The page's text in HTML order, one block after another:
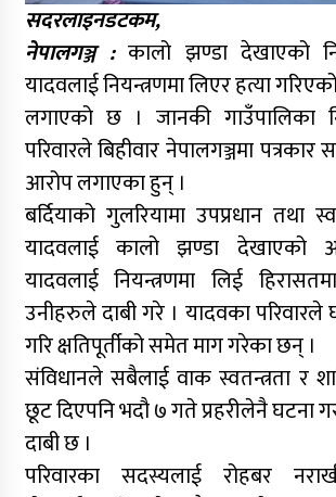
सदरलाइनडटकम,
नेपालगञ्ज :कालो झण्डा देखाएको
यादवलाई नियन्त्रणमा लिएर हत्या
लगाएको छ । जानकी गाउँपालिका
परिवारले बिहीवार नेपालगञ्जमा
आरोप लगाएका हुन् ।
बर्दियाको गुलरियामा उपप्रधान तथा
यादवलाई कालो झण्डा देखाएको
यादवलाई नियन्त्रणमा लिई
उनीहरुले दाबी गरे । यादवका परिवारले
गरि क्षतिपूर्तीको समेत माग गरेका छन् ।
संविधानले सबैलाई वाक स्वतन्त्रता र
छूट दिएपनि भदौ ७ गते प्रहरीलेनै घटना
दाबी छ ।
परिवारका सदस्यलाई रोहबर